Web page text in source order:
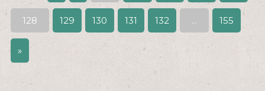
128 129 130 131 132 ... 155
»